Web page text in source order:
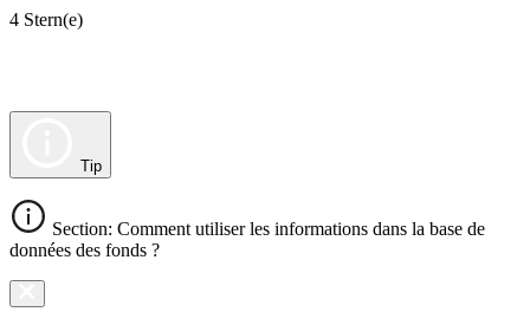
4 Stern(e)
Tip
Section: Comment utiliser les informations dans la base de
données des fonds ?